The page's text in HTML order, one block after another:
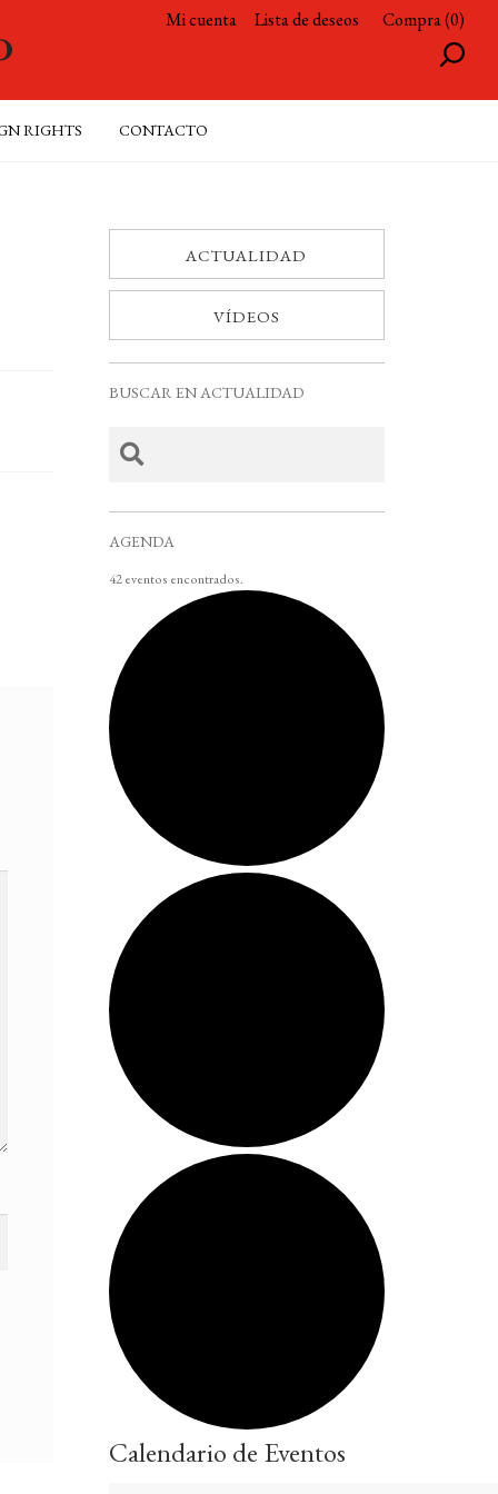
Mi cuenta Lista de deseos Compra (0)
RIGHTS CONTACTO
ACTUALIDAD
VÍDEOS
BUSCAR EN ACTUALIDAD
AGENDA
42 eventos encontrados.
Calendario de Eventos